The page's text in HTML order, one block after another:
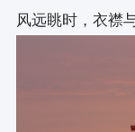
风远眺时，衣襟